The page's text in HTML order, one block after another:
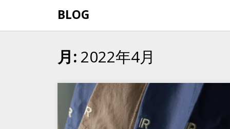
content
BLOG
月: 2022年4月